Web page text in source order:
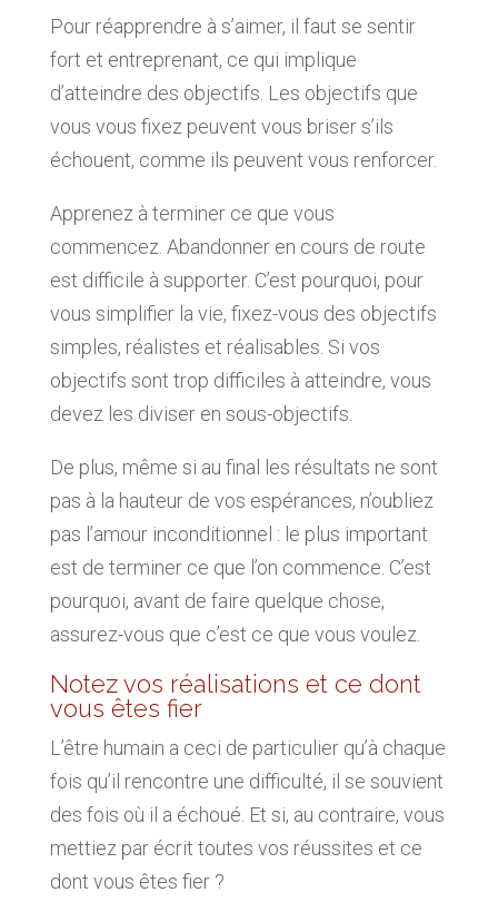
Pour réapprendre à s’aimer, il faut se sentir
fort et entreprenant, ce qui implique
d’atteindre des objectifs. Les objectifs que
vous vous fixez peuvent vous briser s’ils
échouent, comme ils peuvent vous renforcer.
Apprenez à terminer ce que vous
commencez. Abandonner en cours de route
est difficile à supporter. C’est pourquoi, pour
vous simplifier la vie, fixez-vous des objectifs
simples, réalistes et réalisables. Si vos
objectifs sont trop difficiles à atteindre, vous
devez les diviser en sous-objectifs.
De plus, même si au final les résultats ne sont
pas à la hauteur de vos espérances, n’oubliez
pas l’amour inconditionnel : le plus important
est de terminer ce que l’on commence. C’est
pourquoi, avant de faire quelque chose,
assurez-vous que c’est ce que vous voulez.
Notez vos réalisations et ce dont
vous êtes fier
L’être humain a ceci de particulier qu’à chaque
fois qu’il rencontre une difficulté, il se souvient
des fois où il a échoué. Et si, au contraire, vous
mettiez par écrit toutes vos réussites et ce
dont vous êtes fier ?